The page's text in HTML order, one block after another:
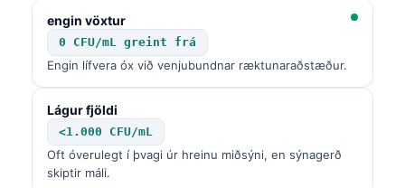
engin vöxtur
0 CFU/mL greint frá
Engin lífvera óx við venjubundnar ræktunaraðstæður.
Lágur fjöldi
<1.000 CFU/mL
Oft óverulegt í þvagi úr hreinu miðsýni, en sýnagerð
skiptir máli.